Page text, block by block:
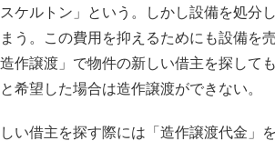
ケルトン」という。しかし設備を処分
う。この費用を抑えるためにも設備を
作譲渡」で物件の新しい借主を探して
希望した場合は造作譲渡ができない。
い借主を探す際には「造作譲渡代金」